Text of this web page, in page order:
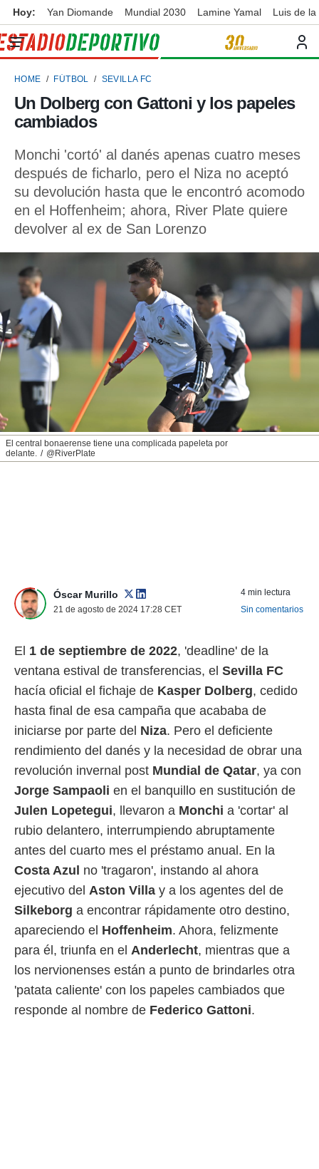
de
por
para
la
calidad.
a este
las
y
forma
digital
basada
permite
seguir
contenido
coste.
botón
a la
la
y
más
y
disponible
cookies
aceptar
de
sitio
te
de que
ACEPTAR
Y
CONTINUAR
CONFIGURAR
RECHAZAR
Hoy: Yan Diomande Mundial 2030 Lamine Yamal Luis de
HOME FÚTBOL SEVILLA FC
Un Dolberg con Gattoni y los papeles
cambiados
Monchi 'cortó' al danés apenas cuatro meses
después de ficharlo, pero el Niza no aceptó
su devolución hasta que le encontró acomodo
en el Hoffenheim; ahora, River Plate quiere
devolver al ex de San Lorenzo
El central bonaerense tiene una complicada papeleta por
delante.
@RiverPlate
Óscar Murillo
21 de agosto de 2024 17:28 CET
4 min lectura
Sin comentarios
El 1 de septiembre de 2022, 'deadline' de la
ventana estival de transferencias, el Sevilla FC
hacía oficial el fichaje de Kasper Dolberg, cedido
hasta final de esa campaña que acababa de
iniciarse por parte del Niza. Pero el deficiente
rendimiento del danés y la necesidad de obrar una
revolución invernal post Mundial de Qatar, ya con
Jorge Sampaoli en el banquillo en sustitución de
Julen Lopetegui, llevaron a Monchi a 'cortar' al
rubio delantero, interrumpiendo abruptamente
antes del cuarto mes el préstamo anual. En la
Costa Azul no 'tragaron', instando al ahora
ejecutivo del Aston Villa y a los agentes del de
Silkeborg a encontrar rápidamente otro destino,
apareciendo el Hoffenheim. Ahora, felizmente
para él, triunfa en el Anderlecht, mientras que a
los nervionenses están a punto de brindarles otra
'patata caliente' con los papeles cambiados que
responde al nombre de Federico Gattoni.